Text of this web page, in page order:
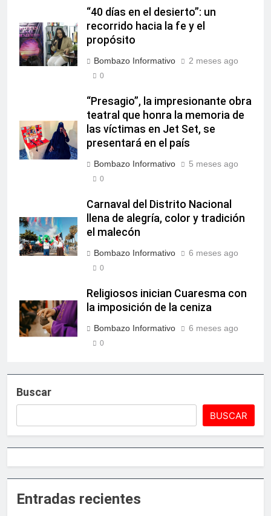
“40 días en el desierto”: un
recorrido hacia la fe y el
propósito
Bombazo Informativo 2 meses ago
0
“Presagio”, la impresionante obra
teatral que honra la memoria de
las víctimas en Jet Set, se
presentará en el país
Bombazo Informativo 5 meses ago
0
Carnaval del Distrito Nacional
llena de alegría, color y tradición
el malecón
Bombazo Informativo 6 meses ago
0
Religiosos inician Cuaresma con
la imposición de la ceniza
Bombazo Informativo 6 meses ago
0
Buscar
BUSCAR
Entradas recientes